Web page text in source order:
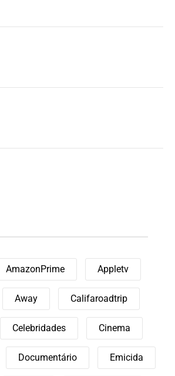
AmazonPrime Appletv
Away Califaroadtrip
Celebridades Cinema
Documentário Emicida